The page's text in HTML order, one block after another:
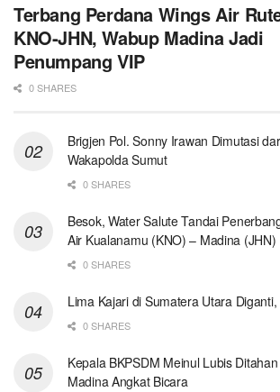
Terbang Perdana Wings Air
KNO-JHN, Wabup Madina Jadi
Penumpang VIP
0 SHARES
Brigjen Pol. Sonny Irawan Dimutasi
Wakapolda Sumut
0 SHARES
Besok, Water Salute Tandai
Air Kualanamu (KNO) – Madina (JHN)
0 SHARES
Lima Kajari di Sumatera Utara
0 SHARES
Kepala BKPSDM Meinul Lubis
Madina Angkat Bicara